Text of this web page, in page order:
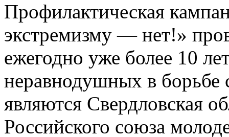
Профилактическая
экстремизму — нет!»
ежегодно уже более 10
неравнодушных в борьбе
являются Свердловская
Российского союза